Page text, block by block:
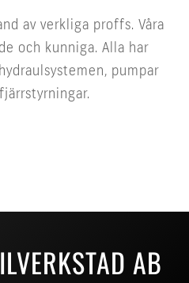
av verkliga proffs. Våra
och kunniga. Alla har
pumpar
AB